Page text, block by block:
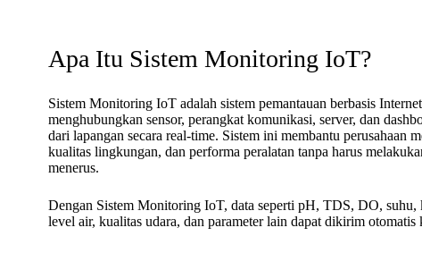
Apa Itu Sistem Monitoring IoT?
Sistem Monitoring IoT adalah sistem pemantauan berbasis
menghubungkan sensor, perangkat komunikasi, server, dan
dari lapangan secara real-time. Sistem ini membantu perusahaan
kualitas lingkungan, dan performa peralatan tanpa harus
menerus.
Dengan Sistem Monitoring IoT, data seperti pH, TDS, DO, suhu,
level air, kualitas udara, dan parameter lain dapat dikirim otomatis